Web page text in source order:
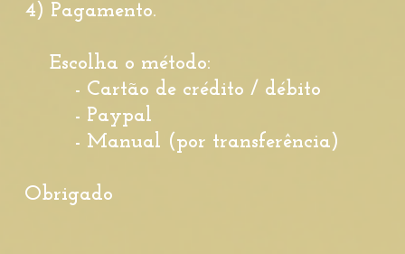
4) Pagamento.
Escolha o método:
- Cartão de crédito / débito
- Paypal
- Manual (por transferência)
Obrigado